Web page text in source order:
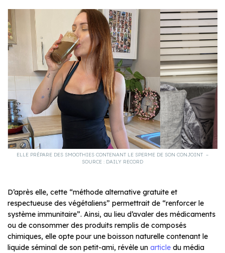
ELLE PRÉPARE DES SMOOTHIES CONTENANT LE SPERME DE SON CONJOINT –
SOURCE : DAILY RECORD
D’après elle, cette “méthode alternative gratuite et
respectueuse des végétaliens” permettrait de “renforcer le
système immunitaire”. Ainsi, au lieu d’avaler des médicaments
ou de consommer des produits remplis de composés
chimiques, elle opte pour une boisson naturelle contenant le
liquide séminal de son petit-ami, révèle un article du média